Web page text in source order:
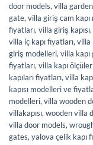
door models, villa
gate, villa giriş cam kapı
fiyatları, villa giriş kapısı,
villa iç kapı fiyatları, villa
giriş modelleri, villa kapı
fiyatları, villa kapı
kapıları fiyatları, villa
kapısı modelleri ve
modelleri, villa wooden
villakapısı, wooden villa
villa door models,
gates, yalova çelik kapı